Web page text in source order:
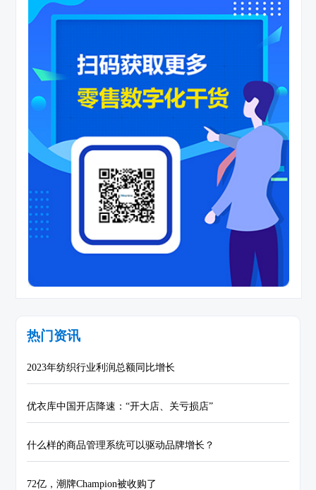
热门资讯
2023年纺织行业利润总额同比增长
优衣库中国开店降速：“开大店、关亏损店”
什么样的商品管理系统可以驱动品牌增长？
72亿，潮牌Champion被收购了